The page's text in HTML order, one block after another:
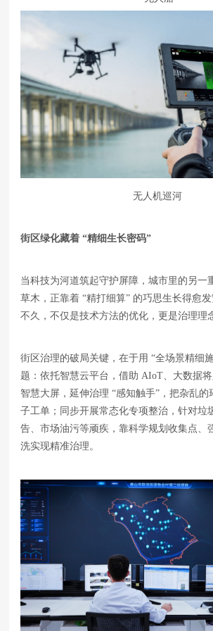
无人机巡河
街区绿化藏着 “精细生长密码”
当科技为河道筑起守护屏障，城市里的另
草木，正靠着 “精打细算” 的巧思生长得愈
不久，不仅是技术方法的优化，更是治理理
街区治理的破局关键，在于用 “全场景精细
题：依托智慧云平台，借助 AIoT、大数据
智慧大屏，延伸治理 “感知触手”，把杂乱
子工单；同步开展常态化专项整治，针对垃
告、市场油污等顽疾，靠科学规划收集点、
洗实现精准治理。